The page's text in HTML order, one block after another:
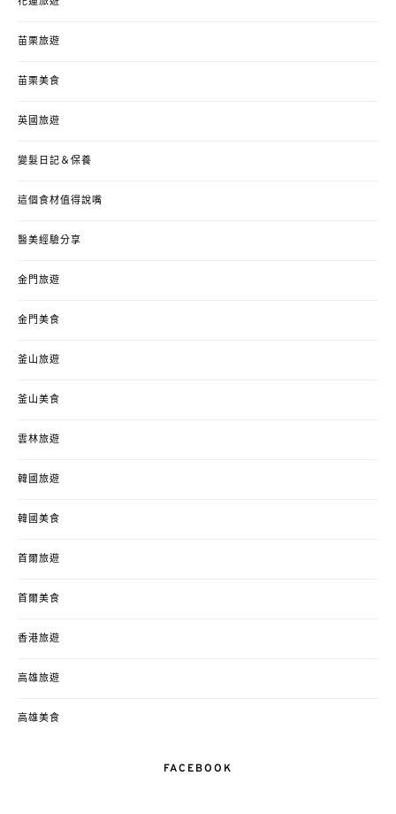
苗栗旅遊
苗栗美食
英國旅遊
變髮日記＆保養
這個食材值得說嘴
醫美經驗分享
金門旅遊
金門美食
釜山旅遊
釜山美食
雲林旅遊
韓國旅遊
韓國美食
首爾旅遊
首爾美食
香港旅遊
高雄旅遊
高雄美食
FACEBOOK